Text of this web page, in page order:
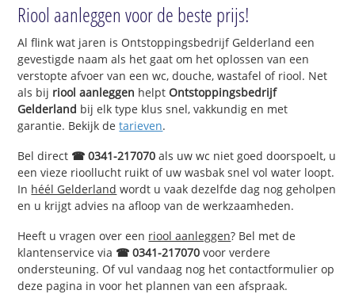
Riool aanleggen voor de beste prijs!
Al flink wat jaren is Ontstoppingsbedrijf Gelderland een
gevestigde naam als het gaat om het oplossen van een
verstopte afvoer van een wc, douche, wastafel of riool. Net
als bij riool aanleggen helptOntstoppingsbedrijf
Gelderland bij elk type klus snel, vakkundig en met
garantie. Bekijk detarieven.
Bel direct ☎ 0341-217070 als uw wc niet goed doorspoelt, u
een vieze rioollucht ruikt of uw wasbak snel vol water loopt.
In héél Gelderland wordt u vaak dezelfde dag nog geholpen
en u krijgt advies na afloop van de werkzaamheden.
Heeft u vragen over een riool aanleggen? Bel met de
klantenservice via ☎ 0341-217070 voor verdere
ondersteuning. Of vul vandaag nog het contactformulier op
deze pagina in voor het plannen van een afspraak.